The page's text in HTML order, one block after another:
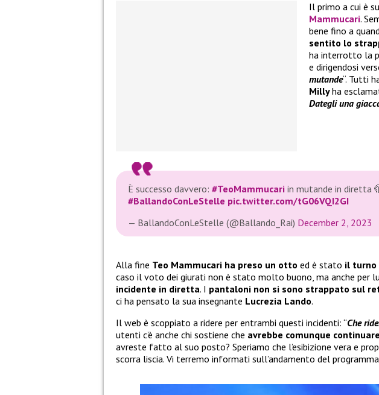
Il primo a cui è
Mammucari.
bene fino a
sentito lo
ha interrotto la
e dirigendosi
mutande“. Tutti
Millyha
Dategli una
È successo davvero: #TeoMammucari in mutande in diretta
#BallandoConLeStelle pic.twitter.com/tG06VQI2GI
— BallandoConLeStelle (@Ballando_Rai) December 2, 2023
Alla fine Teo Mammucari ha preso un otto ed è stato il turno
caso il voto dei giurati non è stato molto buono, ma anche per
incidente in diretta. I pantaloni non si sono strappato sul
ci ha pensato la sua insegnante Lucrezia Lando.
Il web è scoppiato a ridere per entrambi questi incidenti: “Che
utenti c’è anche chi sostiene che avrebbe comunque
avreste fatto al suo posto? Speriamo che l’esibizione vera e
scorra liscia. Vi terremo informati sull’andamento del